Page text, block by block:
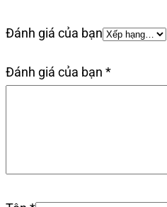
Đánh giá của bạn
Đánh giá của bạn *